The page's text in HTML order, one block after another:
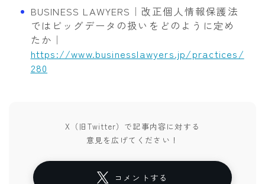
BUSINESS LAWYERS｜改正個人情報保護法
ではビッグデータの扱いをどのように定め
たか｜
https://www.businesslawyers.jp/practices/
280
X（旧Twitter）で記事内容に対する
意見を広げてください！
コメントする